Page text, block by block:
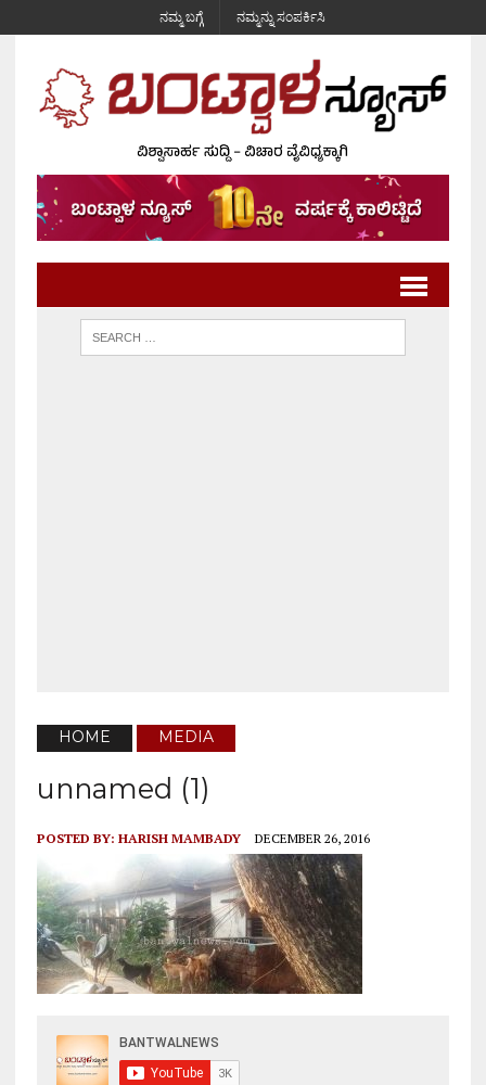
ನಮ್ಮ ಬಗ್ಗೆ ನಮ್ಮನ್ನು ಸಂಪರ್ಕಿಸಿ
HOME MEDIA
unnamed (1)
POSTED BY: HARISH MAMBADY DECEMBER 26, 2016